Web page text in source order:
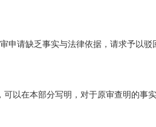
请缺乏事实与法律依据，请求予以驳
以在本部分写明，对于原审查明的事